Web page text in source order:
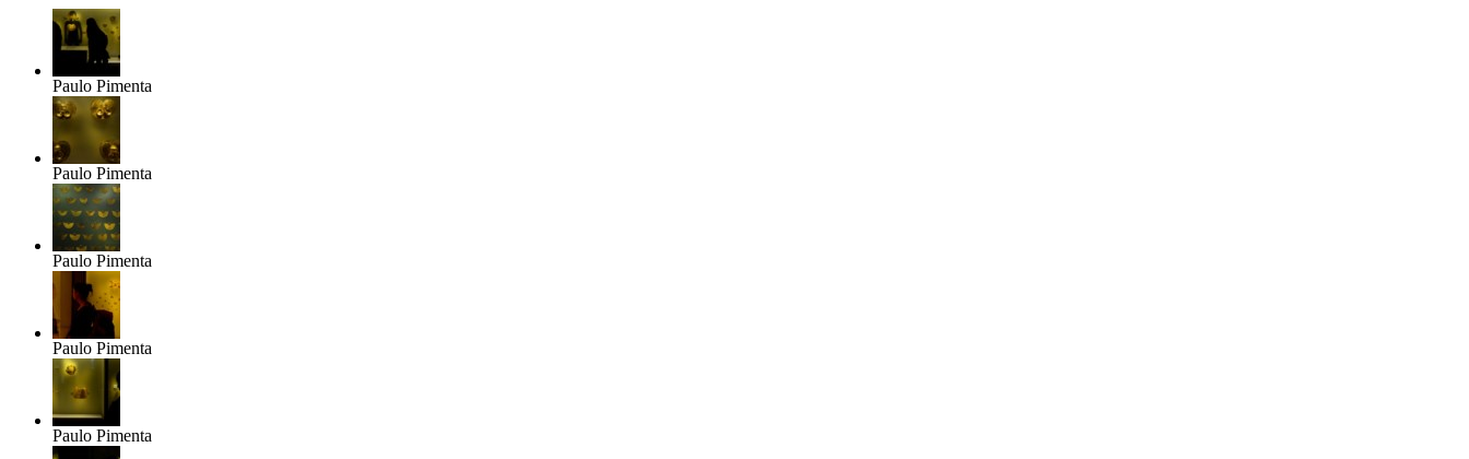
Paulo Pimenta
Paulo Pimenta
Paulo Pimenta
Paulo Pimenta
Paulo Pimenta